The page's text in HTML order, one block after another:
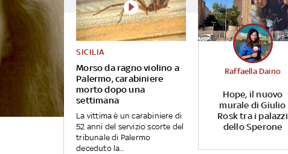
Morso da ragno violino a
Palermo, carabiniere
morto dopo una
settimana
SICILIA
La vittima è un carabiniere di
52 anni del servizio scorte del
tribunale di Palermo
deceduto la...
Hope, il nuovo
murale di Giulio
Rosk tra i palazzi
dello Sperone
Raffaella Daino